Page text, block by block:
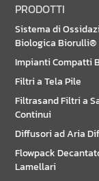
PRODOTTI
Sistema di
Biologica Biorulli®
Impianti Compatti
Filtri a Tela Pile
Filtrasand Filtri a
Continui
Diffusori ad Aria
Flowpack
Lamellari